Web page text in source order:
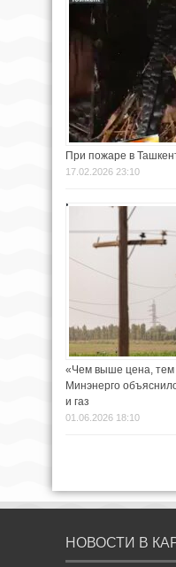
При пожаре в
17.02.2026 23:10
«Чем выше цена, тем
Минэнерго
и газ
01.06.2026 18:10
НОВОСТИ В